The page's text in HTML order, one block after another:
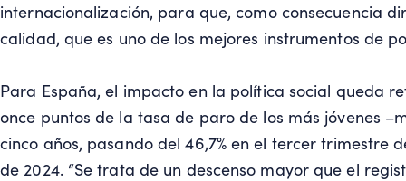
internacionalización, para que, como consecuencia
calidad, que es uno de los mejores instrumentos de
Para España, el impacto en la política social queda
once puntos de la tasa de paro de los más jóvenes
cinco años, pasando del 46,7% en el tercer trimestre
de 2024. “Se trata de un descenso mayor que el